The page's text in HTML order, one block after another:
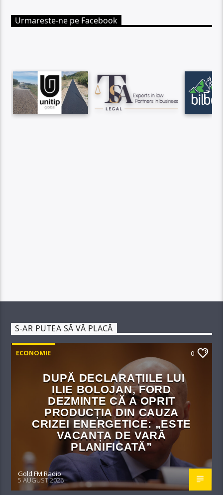
Urmareste-ne pe Facebook
S-AR PUTEA SĂ VĂ PLACĂ
ECONOMIE 0
DUPĂ DECLARAȚIILE LUI
ILIE BOLOJAN, FORD
DEZMINTE CĂ A OPRIT
PRODUCȚIA DIN CAUZA
CRIZEI ENERGETICE: „ESTE
VACANȚA DE VARĂ
PLANIFICATĂ”
Gold FM Radio
5 AUGUST 2026